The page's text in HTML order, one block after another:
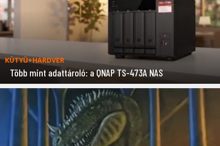
KÜTYÜ+HARDVER
Több mint adattároló: a QNAP TS-473A NAS